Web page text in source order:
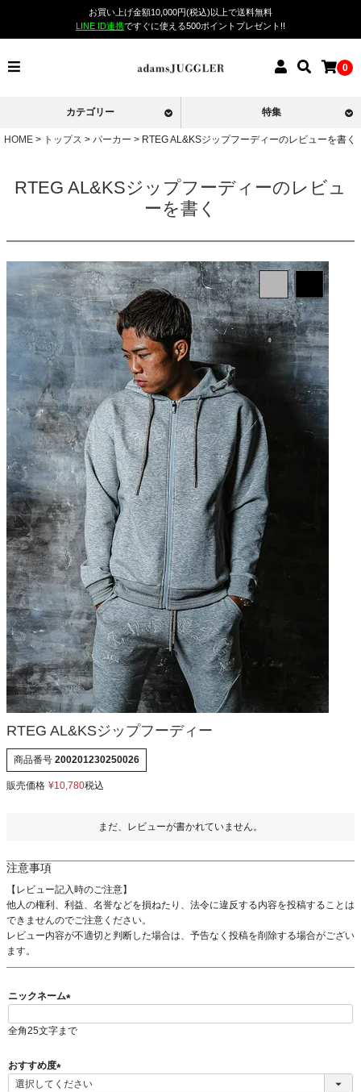
お買い上げ金額10,000円(税込)以上で送料無料
LINE ID連携ですぐに使える500ポイントプレゼント!!
0
カテゴリー 特集
HOME トップス パーカー RTEG AL&KSジップフーディーのレビューを書く
RTEG AL&KSジップフーディーのレビュ
ーを書く
RTEG AL&KSジップフーディー
商品番号 200201230250026
販売価格 ¥10,780税込
まだ、レビューが書かれていません。
注意事項
【レビュー記入時のご注意】
他人の権利、利益、名誉などを損ねたり、法令に違反する内容を投稿することは
できませんのでご注意ください。
レビュー内容が不適切と判断した場合は、予告なく投稿を削除する場合がござい
ます。
ニックネーム
必
全角25文字まで
おすすめ度
(